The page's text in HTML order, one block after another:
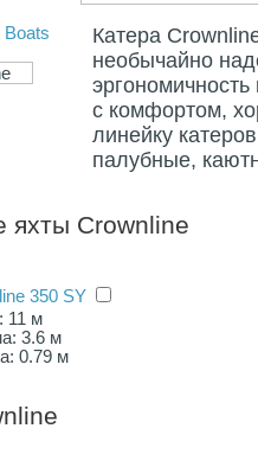
Boats
Катера
необычайно
с комфортом,
линейку
палубные,
яхты Crownline
350 SY
11 м
3.6 м
0.79 м